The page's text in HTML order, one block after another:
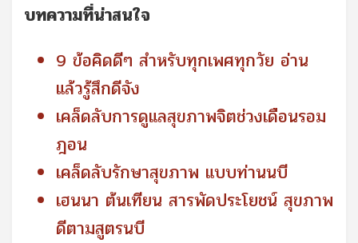
บทความที่น่าสนใจ
9 ข้อคิดดีๆ สำหรับทุกเพศทุกวัย อ่าน
แล้วรู้สึกดีจัง
เคล็ดลับการดูแลสุขภาพจิตช่วงเดือนรอม
ฎอน
เคล็ดลับรักษาสุขภาพ แบบท่านนบี
เฮนนา ต้นเทียน สารพัดประโยชน์ สุขภาพ
ดีตามสูตรนบี